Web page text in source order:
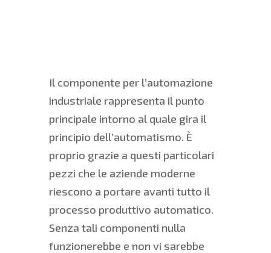
Il componente per l’automazione
industriale rappresenta il punto
principale intorno al quale gira il
principio dell’automatismo. È
proprio grazie a questi particolari
pezzi che le aziende moderne
riescono a portare avanti tutto il
processo produttivo automatico.
Senza tali componenti nulla
funzionerebbe e non vi sarebbe